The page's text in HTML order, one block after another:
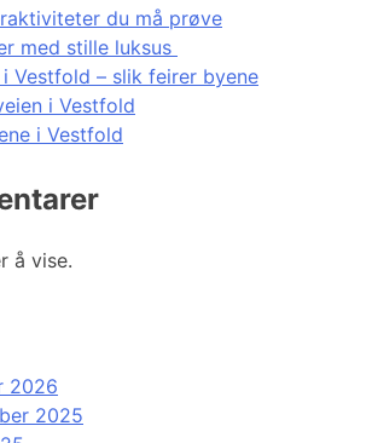
du må prøve
med stille luksus
i Vestfold – slik feirer byene
i Vestfold
i Vestfold
å vise.
2026
2025